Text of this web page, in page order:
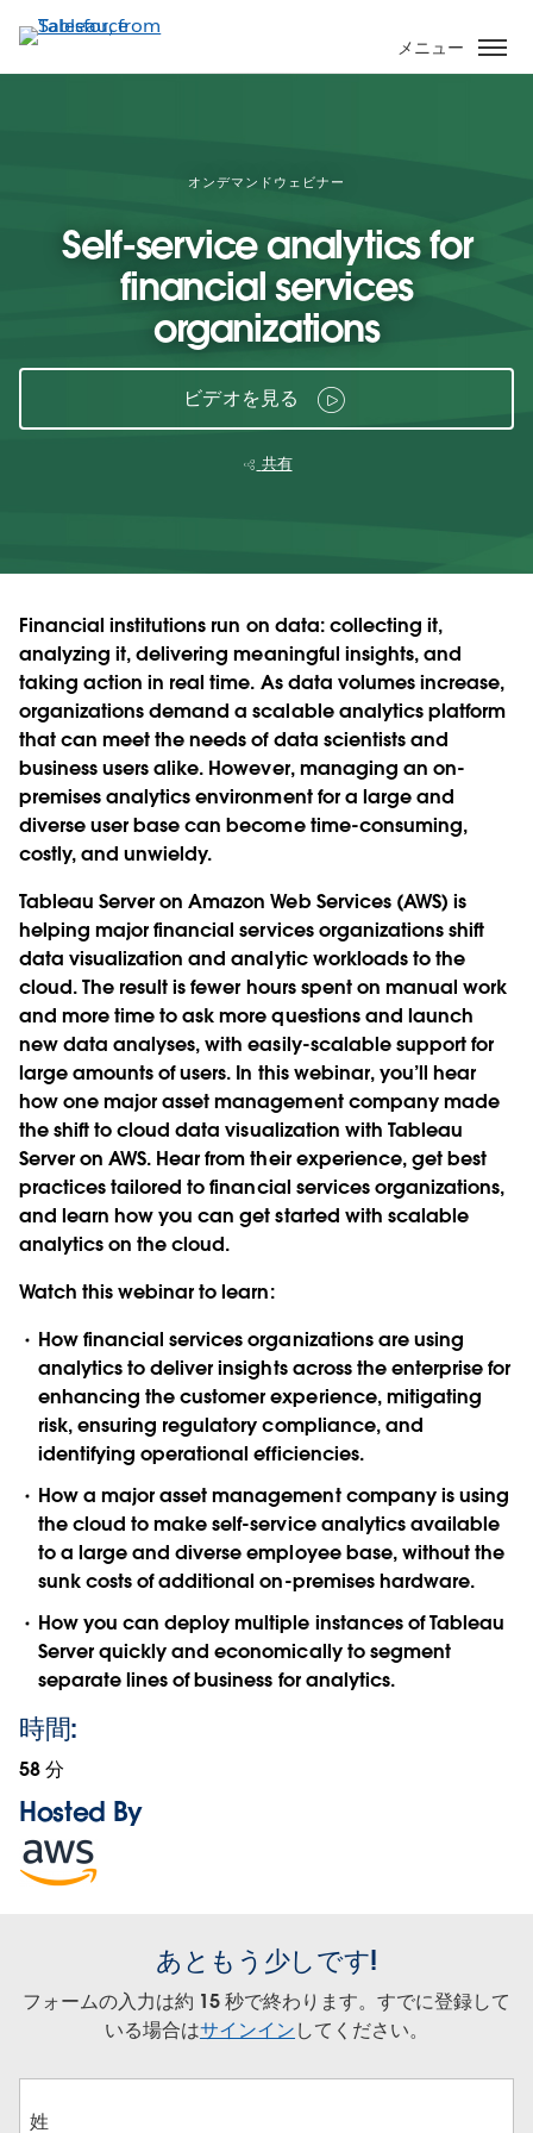
イ
ン
メニュー
オンデマンドウェビナー
Self-service analytics for
financial services
organizations
ビデオを見る
共有
Financial institutions run on data: collecting it,
analyzing it, delivering meaningful insights, and
taking action in real time. As data volumes increase,
organizations demand a scalable analytics platform
that can meet the needs of data scientists and
business users alike. However, managing an on-
premises analytics environment for a large and
diverse user base can become time-consuming,
costly, and unwieldy.
Tableau Server on Amazon Web Services (AWS) is
helping major financial services organizations shift
data visualization and analytic workloads to the
cloud. The result is fewer hours spent on manual work
and more time to ask more questions and launch
new data analyses, with easily-scalable support for
large amounts of users. In this webinar, you’ll hear
how one major asset management company made
the shift to cloud data visualization with Tableau
Server on AWS. Hear from their experience, get best
practices tailored to financial services organizations,
and learn how you can get started with scalable
analytics on the cloud.
Watch this webinar to learn:
How financial services organizations are using
analytics to deliver insights across the enterprise for
enhancing the customer experience, mitigating
risk, ensuring regulatory compliance, and
identifying operational efficiencies.
How a major asset management company is using
the cloud to make self-service analytics available
to a large and diverse employee base, without the
sunk costs of additional on-premises hardware.
How you can deploy multiple instances of Tableau
Server quickly and economically to segment
separate lines of business for analytics.
時間:
58 分
Hosted By
Opens
in
あともう少しです!
フォームの入力は約 15 秒で終わります。すでに登録して
いる場合はサインインしてください。